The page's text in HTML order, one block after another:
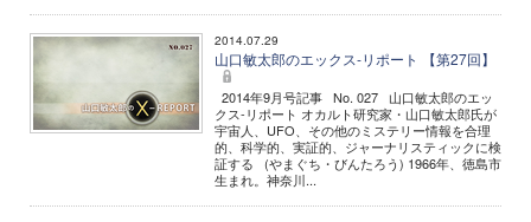
2014.07.29
山口敏太郎のエックス-リポート 【第27回】
2014年9月号記事 No. 027 山口敏太郎のエッ
クス-リポート オカルト研究家・山口敏太郎氏が
宇宙人、UFO、その他のミステリー情報を合理
的、科学的、実証的、ジャーナリスティックに検
証する (やまぐち・びんたろう) 1966年、徳島市
生まれ。神奈川...